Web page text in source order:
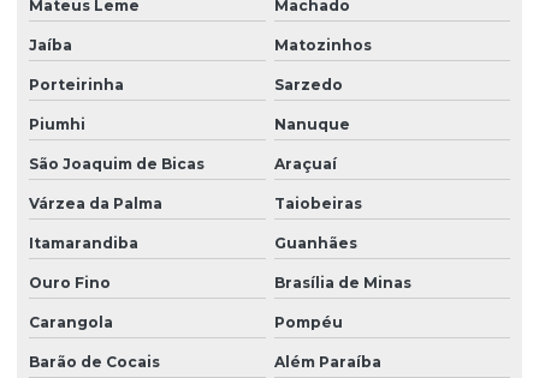
Topografia caminho de rolamento
Treinamento para operadores de ponte rolante
Treinamento de ponte rolante
Trilhos para pontes rolantes
Trilhos de rolamento para pontes rolantes
Venda de peças para pontes rolantes
Venda de talha cabo de aço
Venda de talha elétrica
Mateus Leme Machado
Jaíba Matozinhos
Porteirinha Sarzedo
Piumhi Nanuque
São Joaquim de Bicas Araçuaí
Várzea da Palma Taiobeiras
Itamarandiba Guanhães
Ouro Fino Brasília de Minas
Carangola Pompéu
Barão de Cocais Além Paraíba